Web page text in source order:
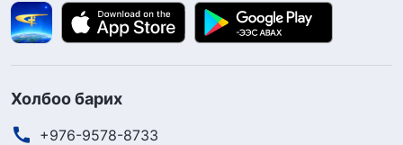
Холбоо барих
+976-9578-8733